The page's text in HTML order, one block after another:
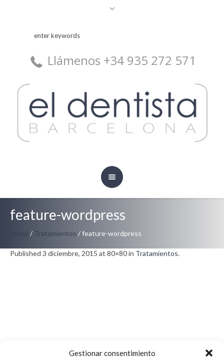
Gestionar consentimiento
Llámenos +34 935 272 571
feature-wordpress
/ Tratamientos /feature-wordpress
Published 3 diciembre, 2015 at 80×80 in Tratamientos.